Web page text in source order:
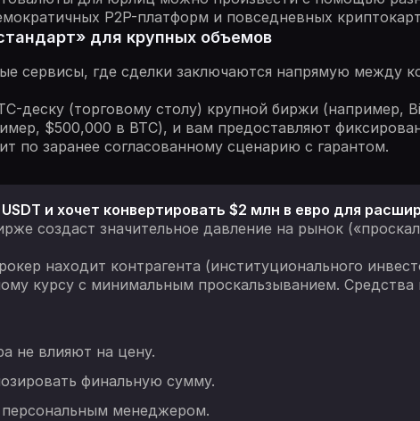
P2P-платформ и повседневных
для крупных объемов
сервисы, где сделки заключаются напрямую между
деску (торговому столу) крупной биржи (например,
$500,000 в BTC), и вам предоставляют
по заранее согласованному сценарию с гарантом.
и хочет конвертировать $2 млн в евро для
создаст значительное давление на рынок
находит контрагента (институционального
курсу с минимальным проскальзыванием.
не влияют на цену.
финальную сумму.
менеджером.